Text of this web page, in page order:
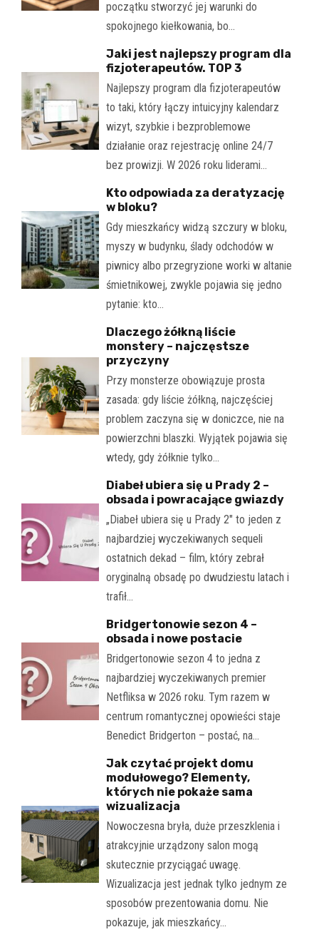
początku stworzyć jej warunki do
spokojnego kiełkowania, bo…
Jaki jest najlepszy program dla
fizjoterapeutów. TOP 3
Najlepszy program dla fizjoterapeutów
to taki, który łączy intuicyjny kalendarz
wizyt, szybkie i bezproblemowe
działanie oraz rejestrację online 24/7
bez prowizji. W 2026 roku liderami…
Kto odpowiada za deratyzację
w bloku?
Gdy mieszkańcy widzą szczury w bloku,
myszy w budynku, ślady odchodów w
piwnicy albo przegryzione worki w altanie
śmietnikowej, zwykle pojawia się jedno
pytanie: kto…
Dlaczego żółkną liście
monstery – najczęstsze
przyczyny
Przy monsterze obowiązuje prosta
zasada: gdy liście żółkną, najczęściej
problem zaczyna się w doniczce, nie na
powierzchni blaszki. Wyjątek pojawia się
wtedy, gdy żółknie tylko…
Diabeł ubiera się u Prady 2 –
obsada i powracające gwiazdy
„Diabeł ubiera się u Prady 2" to jeden z
najbardziej wyczekiwanych sequeli
ostatnich dekad – film, który zebrał
oryginalną obsadę po dwudziestu latach i
trafił…
Bridgertonowie sezon 4 –
obsada i nowe postacie
Bridgertonowie sezon 4 to jedna z
najbardziej wyczekiwanych premier
Netfliksa w 2026 roku. Tym razem w
centrum romantycznej opowieści staje
Benedict Bridgerton – postać, na…
Jak czytać projekt domu
modułowego? Elementy,
których nie pokaże sama
wizualizacja
Nowoczesna bryła, duże przeszklenia i
atrakcyjnie urządzony salon mogą
skutecznie przyciągać uwagę.
Wizualizacja jest jednak tylko jednym ze
sposobów prezentowania domu. Nie
pokazuje, jak mieszkańcy…